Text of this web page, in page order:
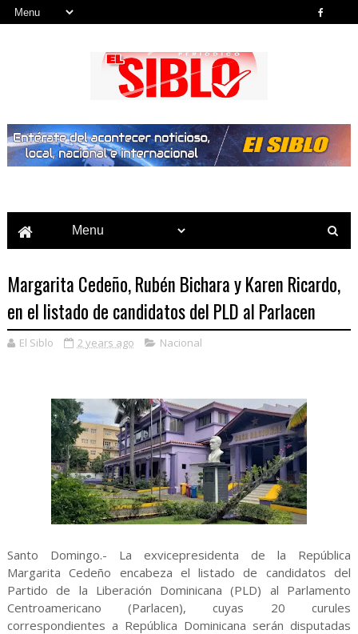
Margarita Cedeño, Rubén Bichara y Karen Ricardo,
en el listado de candidatos del PLD al Parlacen
El Siblo 2 years ago Nacional
Santo Domingo.- La exvicepresidenta de la República
Margarita Cedeño encabeza el listado de candidatos del
Partido de la Liberación Dominicana (PLD) al Parlamento
Centroamericano (Parlacen), cuyas 20 curules
correspondientes a República Dominicana serán disputadas